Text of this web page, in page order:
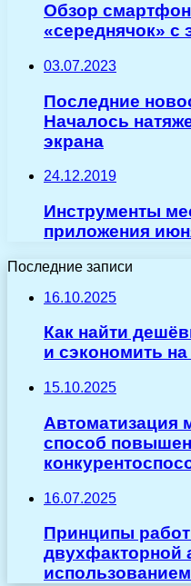
Обзор
«середнячок» с
03.07.2023
Последние
Началось
экрана
24.12.2019
Инструменты
приложения
Последние записи
16.10.2025
Как найти
и сэкономить
15.10.2025
Автоматизация
способ
16.07.2025
Принципы
двухфакторной